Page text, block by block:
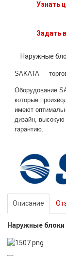
Узнать
Задать
Наружные
SAKATA —
Оборудование
которые
имеют
дизайн,
гарантию.
Описание
Наружные блоки